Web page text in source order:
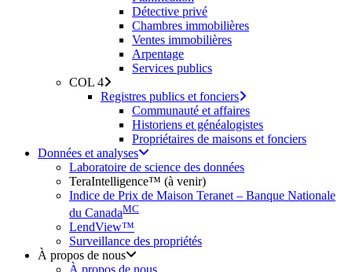
Détective privé
Chambres immobilières
Ventes immobilières
Arpentage
Services publics
COL 4
Registres publics et fonciers
Communauté et affaires
Historiens et généalogistes
Propriétaires de maisons et fonciers
Données et analyses
Laboratoire de science des données
TeraIntelligence™ (à venir)
Indice de Prix de Maison Teranet – Banque Nationale
du CanadaMC
LendView™
Surveillance des propriétés
À propos de nous
À propos de nous